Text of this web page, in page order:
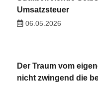
Umsatzsteuer
06.05.2026
Der Traum vom
nicht zwingend die